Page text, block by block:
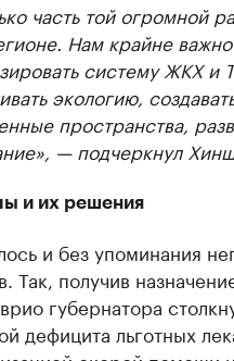
часть той огромной
Нам крайне важно
систему ЖКХ и
экологию,
пространства,
— подчеркнул
и их решения
и без упоминания
Так, получив
губернатора
дефицита льготных